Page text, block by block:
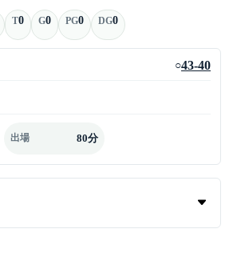
T0 G0 PG0 DG0
○43-40
出場 80分